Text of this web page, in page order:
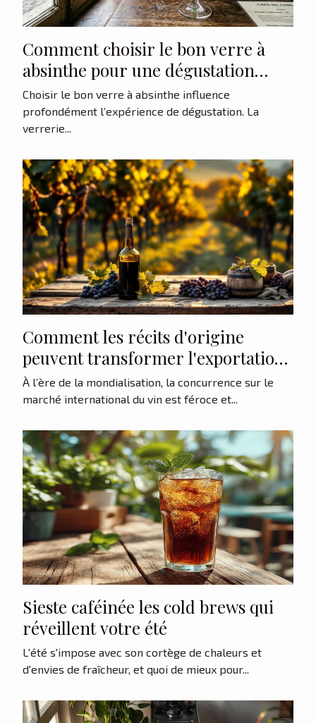
Comment choisir le bon verre à
absinthe pour une dégustation
parfaite ?
Choisir le bon verre à absinthe influence
profondément l’expérience de dégustation. La
verrerie...
Comment les récits d'origine
peuvent transformer l'exportation
de vins ?
À l’ère de la mondialisation, la concurrence sur le
marché international du vin est féroce et...
Sieste caféinée les cold brews qui
réveillent votre été
L'été s'impose avec son cortège de chaleurs et
d'envies de fraîcheur, et quoi de mieux pour...